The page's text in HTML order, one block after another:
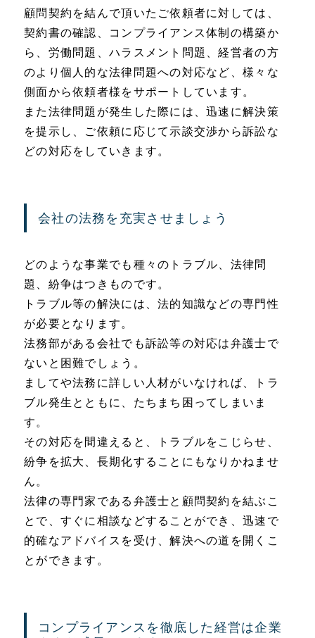
顧問契約を結んで頂いたご依頼者に対しては、
契約書の確認、コンプライアンス体制の構築か
ら、労働問題、ハラスメント問題、経営者の方
のより個人的な法律問題への対応など、様々な
側面から依頼者様をサポートしています。
また法律問題が発生した際には、迅速に解決策
を提示し、ご依頼に応じて示談交渉から訴訟な
どの対応をしていきます。
会社の法務を充実させましょう
どのような事業でも種々のトラブル、法律問
題、紛争はつきものです。
トラブル等の解決には、法的知識などの専門性
が必要となります。
法務部がある会社でも訴訟等の対応は弁護士で
ないと困難でしょう。
ましてや法務に詳しい人材がいなければ、トラ
ブル発生とともに、たちまち困ってしまいま
す。
その対応を間違えると、トラブルをこじらせ、
紛争を拡大、長期化することにもなりかねませ
ん。
法律の専門家である弁護士と顧問契約を結ぶこ
とで、すぐに相談などすることができ、迅速で
的確なアドバイスを受け、解決への道を開くこ
とができます。
コンプライアンスを徹底した経営は企業